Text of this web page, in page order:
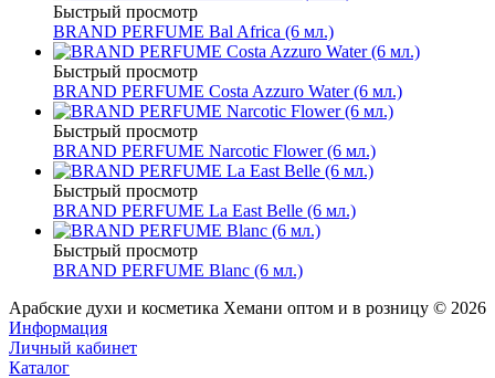
Быстрый просмотр
BRAND PERFUME Bal Africa (6 мл.)
Быстрый просмотр
BRAND PERFUME Costa Azzuro Water (6 мл.)
Быстрый просмотр
BRAND PERFUME Narcotic Flower (6 мл.)
Быстрый просмотр
BRAND PERFUME La East Belle (6 мл.)
Быстрый просмотр
BRAND PERFUME Blanc (6 мл.)
Арабские духи и косметика Хемани оптом и в розницу © 2026
Информация
Личный кабинет
Каталог